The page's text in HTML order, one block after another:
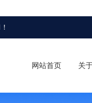
！
网站首页 关